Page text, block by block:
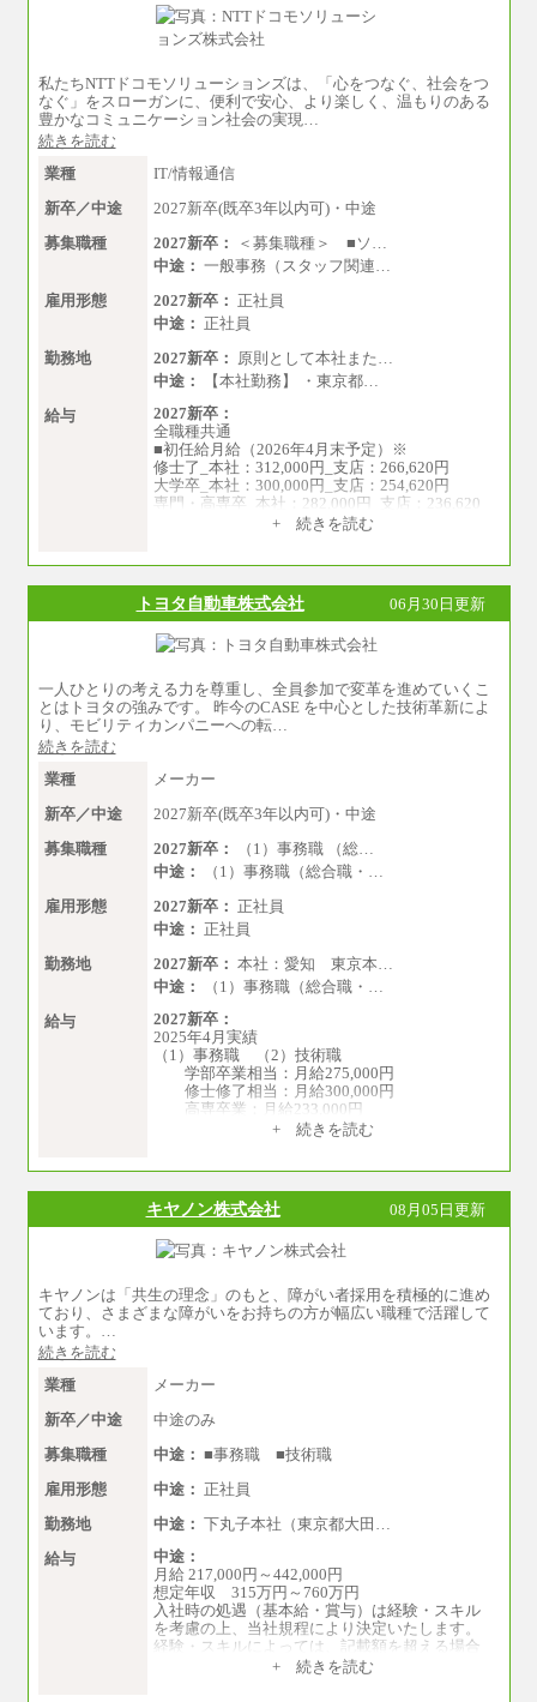
・高専卒（本科）月給197,800円
・短大卒／月給197,800円
※試用期間中も給与に変更はございません。
中途：
月給：270,000円～
想定年収：490万円～1,100万円
年収例：
・610万円/28歳・月給34万円
・1,090万円/38歳・月給59万円 *残業代・家族
手当対象外
（３）
月給：190,000円～
想定年収：340万円～610万円
・460万円/28歳・月給26万円
・520万円/32歳・月給29万円
（４）
月給：201,000円～
想定年収：360万円～680万円
年収例：
・520万円/32歳・月給29万円
年収例は賞与含む、残業代・家族手当含まず
※残業手当：別途支給
※固定給に固定残業代含まず
※試用期間中も給与に変更なし
私たちNTTドコモソリューションズは、「心をつなぐ、社会をつ
なぐ」をスローガンに、便利で安心、より楽しく、温もりのある
豊かなコミュニケーション社会の実現…
続きを読む
業種
IT/情報通信
新卒／中途
2027新卒(既卒3年以内可)・中途
募集職種
2027新卒：
＜募集職種＞ ■ソ…
中途： 一般事務（スタッフ関連…
雇用形態
2027新卒： 正社員
中途： 正社員
勤務地
2027新卒： 原則として本社また…
中途：
【本社勤務】 ・東京都…
給与
2027新卒：
全職種共通
■初任給月給（2026年4月末予定）※
修士了_本社：312,000円_支店：266,620円
大学卒_本社：300,000円_支店：254,620円
専門・高専卒_本社：282,000円_支店：236,620
月給（本社）：213,030円＋諸手当
月給（支店）：164,920円～189,700円＋諸手当
※試用期間中も給与に変更はございません。
※上記はフルタイム勤務で残業ゼロの場合の標
※上記のほか、ボーナス支給あり
年収（本社）：330万～380万（フルタイムで標
準的なボーナス込みの金額です。上限金額は全
社平均20時間の残業込み）
準的なボーナス込みの金額です。上限金額は全
社平均20時間の残業込み）
※年1回評価に応じて昇給有り。(上限あり)
※雇用形態についての補足：事務系職務限定の
正社員となります
+ 続きを読む
トヨタ自動車株式会社 06月30日更新
一人ひとりの考える力を尊重し、全員参加で変革を進めていくこ
とはトヨタの強みです。 昨今のCASE を中心とした技術革新によ
り、モビリティカンパニーへの転…
続きを読む
業種
メーカー
新卒／中途
2027新卒(既卒3年以内可)・中途
募集職種
2027新卒：
（1）事務職 （総…
中途：
（1）事務職（総合職・…
雇用形態
2027新卒： 正社員
中途： 正社員
勤務地
2027新卒： 本社：愛知 東京本…
中途：
（1）事務職（総合職・…
給与
2027新卒：
2025年4月実績
（1）事務職 （2）技術職
学部卒業相当：月給275,000円
修士修了相当：月給300,000円
高専卒業：月給233,000円
万円
※博士修了の方については、専門性や担当業務
を考慮して給与を決定いたします
中途：
（1）事務職（総合職・正社員） （2）技術職
（総合職・正社員）
定
試用期間中も給与に変更はございません
（3）技能職（正社員）
基本給
+ 続きを読む
キヤノン株式会社 08月05日更新
キヤノンは「共生の理念」のもと、障がい者採用を積極的に進め
ており、さまざまな障がいをお持ちの方が幅広い職種で活躍して
います。…
続きを読む
業種
メーカー
新卒／中途
中途のみ
募集職種
中途： ■事務職 ■技術職
雇用形態
中途： 正社員
勤務地
中途： 下丸子本社（東京都大田…
給与
中途：
月給 217,000円～442,000円
想定年収 315万円～760万円
入社時の処遇（基本給・賞与）は経験・スキル
を考慮の上、当社規程により決定いたします。
経験・スキルによっては、記載額を超える場合
+ 続きを読む